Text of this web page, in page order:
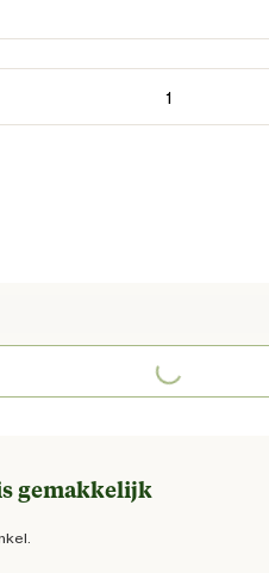
Loading...
gemakkelijk